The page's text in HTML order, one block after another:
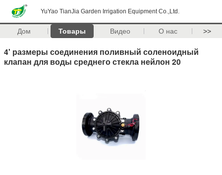
YuYao TianJia Garden Irrigation Equipment Co.,Ltd.
Дом Товары Видео О нас >>
4' размеры соединения поливный соленоидный
клапан для воды среднего стекла нейлон 20